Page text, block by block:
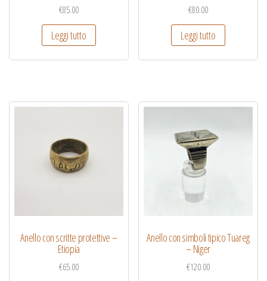
€85.00
Leggi tutto
€80.00
Leggi tutto
Anello con scritte protettive –
Etiopia
€65.00
Anello con simboli tipico Tuareg
– Niger
€120.00